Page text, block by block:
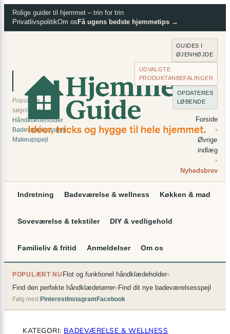
Spring
Rolige guider til hjemmet – trin for trin
PrivatlivspolitikOm os Få ugens bedste hjemmetips →
Søg
Populære
søgninger:
Håndklædeholder
Badeværelsesspejl
Makeupspejl
GUIDES I
ØJENHØJDE
UDVALGTE
PRODUKTANBEFALINGER
OPDATERES
LØBENDE
Forside
•
Øvrige
indlæg
•
Nyhedsbrev
Indretning Badeværelse & wellness Køkken & mad
Soveværelse & tekstiler DIY & vedligehold
Familieliv & fritid Anmeldelser Om os
POPULÆRT NU Flot og funktionel håndklædeholder•
Find den perfekte håndklædetørrer• Find dit nye badeværelsesspejl
Følg med: Pinterest Instagram Facebook
KATEGORI: BADEVÆRELSE & WELLNESS